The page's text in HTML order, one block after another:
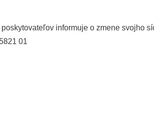
informuje o zmene svojho
01